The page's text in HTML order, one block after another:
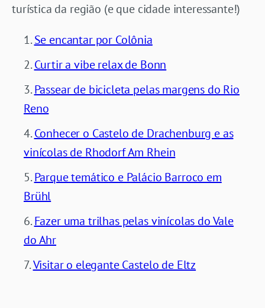
turística da região (e que cidade interessante!)
Se encantar por Colônia
Curtir a vibe relax de Bonn
Passear de bicicleta pelas margens do Rio
Reno
Conhecer o Castelo de Drachenburg e as
vinícolas de Rhodorf Am Rhein
Parque temático e Palácio Barroco em
Brühl
Fazer uma trilhas pelas vinícolas do Vale
do Ahr
Visitar o elegante Castelo de Eltz